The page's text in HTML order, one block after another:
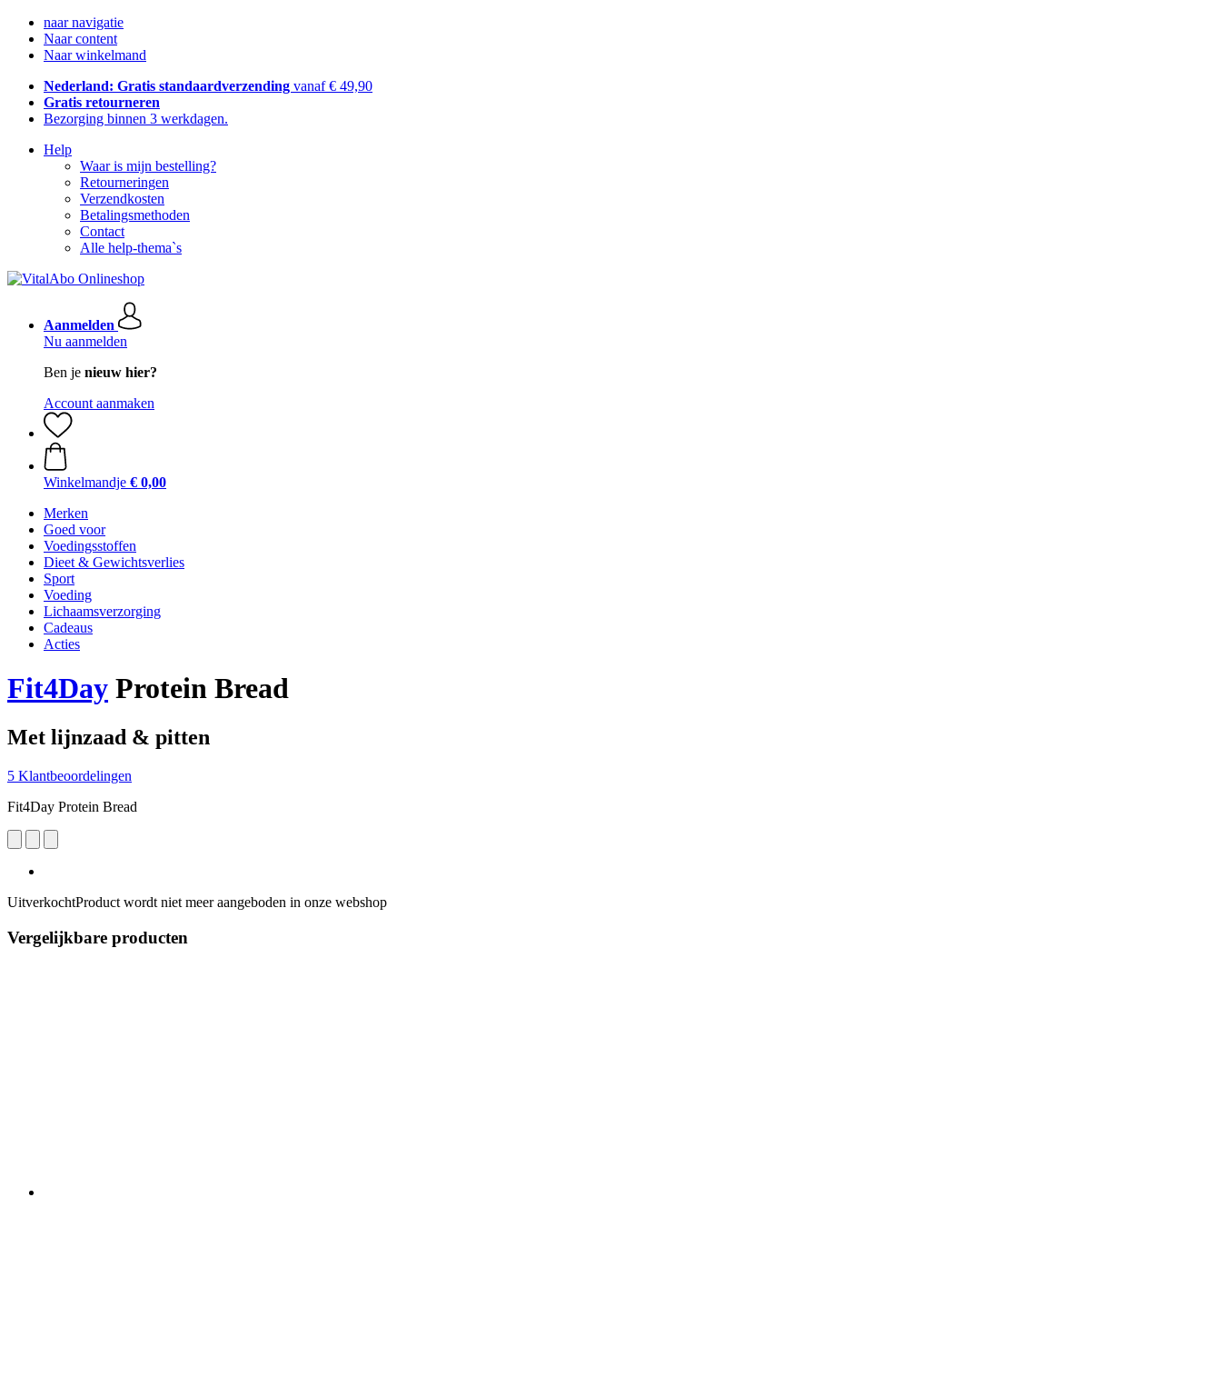
naar navigatie
Naar content
Naar winkelmand
Nederland: Gratis standaardverzending vanaf € 49,90
Gratis retourneren
Bezorging binnen 3 werkdagen.
Help
Waar is mijn bestelling?
Retourneringen
Verzendkosten
Betalingsmethoden
Contact
Alle help-thema`s
Aanmelden
Nu aanmelden
Ben je nieuw hier?
Account aanmaken
Winkelmandje € 0,00
Merken
Goed voor
Voedingsstoffen
Dieet & Gewichtsverlies
Sport
Voeding
Lichaamsverzorging
Cadeaus
Acties
Fit4Day Protein Bread
Met lijnzaad & pitten
5 Klantbeoordelingen
Fit4Day Protein Bread
UitverkochtProduct wordt niet meer aangeboden in onze webshop
Vergelijkbare producten